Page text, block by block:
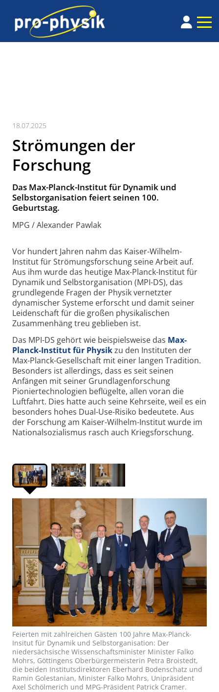
18.07.2025
Strömungen der
Forschung
Das Max-Planck-Institut für Dynamik und
Selbstorganisation feiert seinen 100.
Geburtstag.
MPG / Alexander Pawlak
Vor hundert Jahren nahm das Kaiser-Wilhelm-
Institut für Strömungsforschung seine Arbeit auf.
Aus ihm wurde das heutige Max-Planck-Institut für
Dynamik und Selbstorganisation (MPI-DS), das
grundlegende Fragen der Physik vernetzter
dynamischer Systeme erforscht und damit seiner
Leidenschaft für die großen physikalischen
Zusammenhäng treu geblieben ist.
Das MPI-DS gehört wie beispielsweise das Max-
Planck-Institut für Physikzu den Instituten der
Max-Planck-Gesellschaft mit einer langen Tradition.
Besonders ist allerdings, dass es seit seinen
Anfängen mit seiner Grundlagenforschung
Pioniertechnologien beflügelte, allen voran die
Luftfahrt. Dies hatte auch seine Kehrseite, weil es ein
besonders hohes Dual-Use-Risiko bedeutete. Aus
der Forschung am Kaiser-Wilhelm-Institut wurde im
Nationalsozialismus rasch auch Kriegsforschung.
Feierten mit zahlreichen Gästen 100 Jahre Max-Planck-
Insitut für Dynamik und Selbstorganisation: Der
niedersächsische Wissenschaftsminister Minister Falko
Mohrs, Göttingens Oberbürgermeisterin Petra Broistedt,
die beiden Institutsdirektoren Eberhard Bodenschatz und
Ramin Golestanian, Minister Falko Mohrs, Unipräsident
Axel Schölmerich und MPG-Präsident Patrick Cramer.